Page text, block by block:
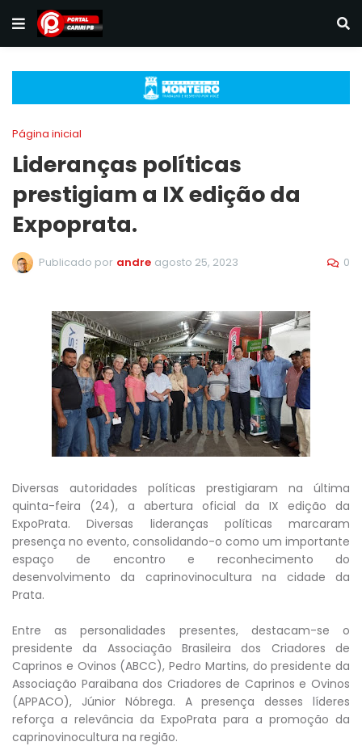
Página inicial
Lideranças políticas
prestigiam a IX edição da
Expoprata.
Publicado por andre agosto 25, 2023 0
Diversas autoridades políticas prestigiaram na última
quinta-feira (24), a abertura oficial da IX edição da
ExpoPrata. Diversas lideranças políticas marcaram
presença no evento, consolidando-o como um importante
espaço de encontro e reconhecimento do
desenvolvimento da caprinovinocultura na cidade da
Prata.
Entre as personalidades presentes, destacam-se o
presidente da Associação Brasileira dos Criadores de
Caprinos e Ovinos (ABCC), Pedro Martins, do presidente da
Associação Paraibana dos Criadores de Caprinos e Ovinos
(APPACO), Júnior Nóbrega. A presença desses líderes
reforça a relevância da ExpoPrata para a promoção da
caprinovinocultura na região.